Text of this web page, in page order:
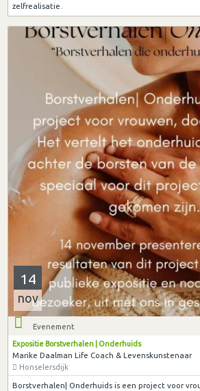
zelfrealisatie.
14
nov
Evenement
Expositie Borstverhalen | Onderhuids
Marike Daalman Life Coach & Levenskunstenaar
Honselersdijk
Borstverhalen| Onderhuids is een project voor